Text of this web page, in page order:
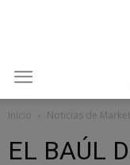
Inicio Noticias de
EL BAÚL